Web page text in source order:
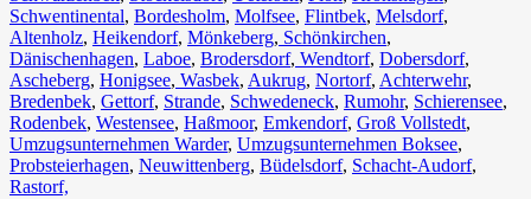
Schwentinental, Bordesholm, Molfsee, Flintbek, Melsdorf,
Altenholz, Heikendorf, Mönkeberg, Schönkirchen,
Dänischenhagen, Laboe, Brodersdorf, Wendtorf, Dobersdorf,
Ascheberg, Honigsee, Wasbek, Aukrug, Nortorf, Achterwehr,
Bredenbek, Gettorf, Strande, Schwedeneck, Rumohr, Schierensee,
Rodenbek, Westensee, Haßmoor, Emkendorf, Groß Vollstedt,
Umzugsunternehmen Warder, Umzugsunternehmen Boksee,
Probsteierhagen, Neuwittenberg, Büdelsdorf, Schacht-Audorf,
Rastorf,